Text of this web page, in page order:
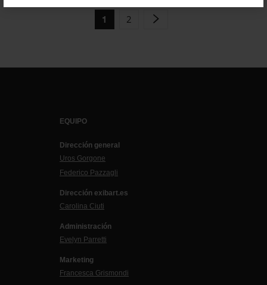
1 2
EQUIPO
Dirección general
Uros Gorgone
Federico Pazzagli
Dirección exibart.es
Carolina Ciuti
Administración
Evelyn Parretti
Marketing
Francesca Grismondi